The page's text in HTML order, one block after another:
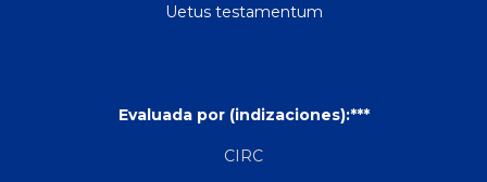
Uetus testamentum
Evaluada por (indizaciones):***
CIRC